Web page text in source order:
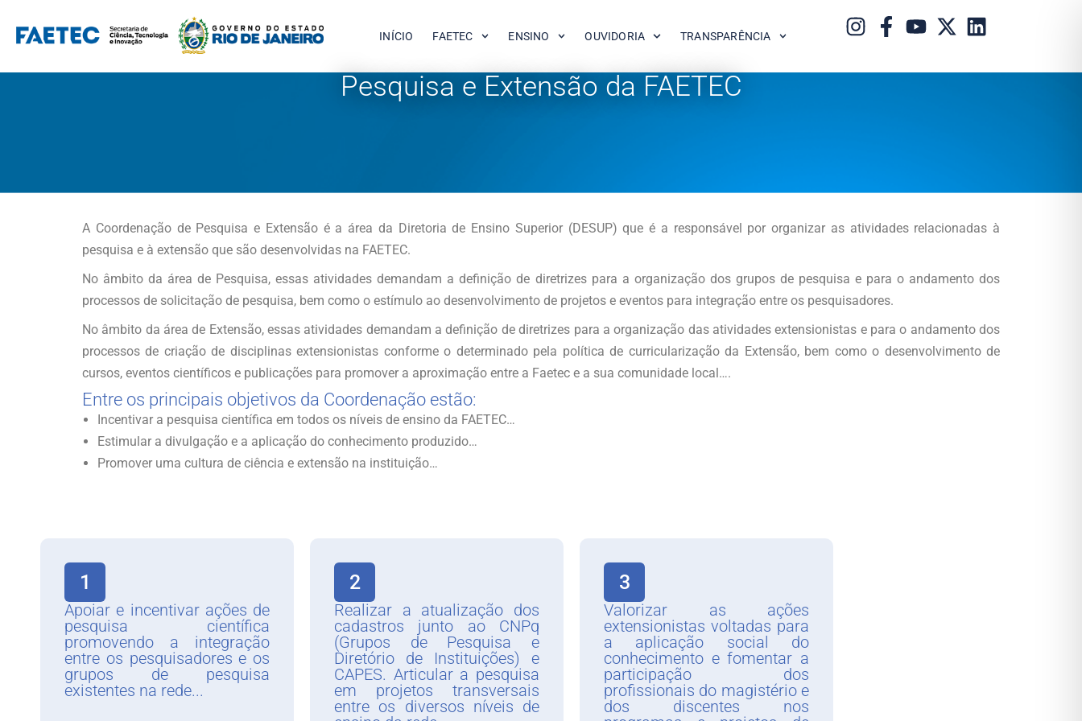
Pular
INÍCIO FAETEC ENSINO OUVIDORIA TRANSPARÊNCIA
Pesquisa e Extensão da FAETEC
A Coordenação de Pesquisa e Extensão é a área da Diretoria de Ensino Superior (DESUP) que é a responsável por organizar as atividades relacionadas à
pesquisa e à extensão que são desenvolvidas na FAETEC.
No âmbito da área de Pesquisa, essas atividades demandam a definição de diretrizes para a organização dos grupos de pesquisa e para o andamento dos
processos de solicitação de pesquisa, bem como o estímulo ao desenvolvimento de projetos e eventos para integração entre os pesquisadores.
No âmbito da área de Extensão, essas atividades demandam a definição de diretrizes para a organização das atividades extensionistas e para o andamento dos
processos de criação de disciplinas extensionistas conforme o determinado pela política de curricularização da Extensão, bem como o desenvolvimento de
cursos, eventos científicos e publicações para promover a aproximação entre a Faetec e a sua comunidade local….
Entre os principais objetivos da Coordenação estão:
Incentivar a pesquisa científica em todos os níveis de ensino da FAETEC…
Estimular a divulgação e a aplicação do conhecimento produzido…
Promover uma cultura de ciência e extensão na instituição…
1
Apoiar e incentivar ações de
pesquisa científica
promovendo a integração
entre os pesquisadores e os
grupos de pesquisa
existentes na rede...
2
Realizar a atualização dos
cadastros junto ao CNPq
(Grupos de Pesquisa e
Diretório de Instituições) e
CAPES. Articular a pesquisa
em projetos transversais
entre os diversos níveis de
3
Valorizar as ações
extensionistas voltadas para
a aplicação social do
conhecimento e fomentar a
participação dos
profissionais do magistério e
dos discentes nos